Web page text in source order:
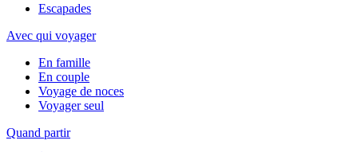
Escapades
Avec qui voyager
En famille
En couple
Voyage de noces
Voyager seul
Quand partir